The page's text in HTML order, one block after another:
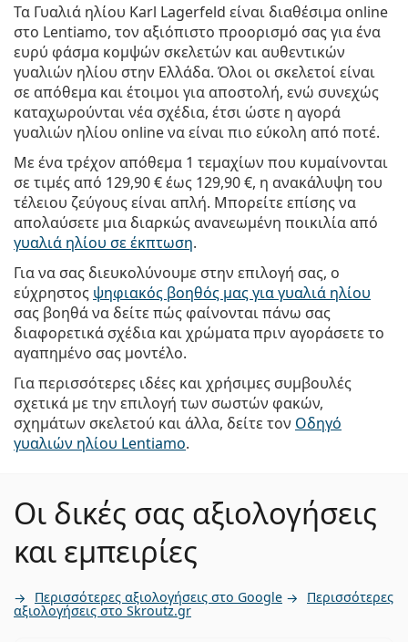
Τα Γυαλιά ηλίου Karl Lagerfeld είναι διαθέσιμα online
στο Lentiamo, τον αξιόπιστο προορισμό σας για ένα
ευρύ φάσμα κομψών σκελετών και αυθεντικών
γυαλιών ηλίου στην Ελλάδα. Όλοι οι σκελετοί είναι
σε απόθεμα και έτοιμοι για αποστολή, ενώ συνεχώς
καταχωρούνται νέα σχέδια, έτσι ώστε η αγορά
γυαλιών ηλίου online να είναι πιο εύκολη από ποτέ.
Με ένα τρέχον απόθεμα 1 τεμαχίων που κυμαίνονται
σε τιμές από 129,90 €έως 129,90 €, η ανακάλυψη του
τέλειου ζεύγους είναι απλή. Μπορείτε επίσης να
απολαύσετε μια διαρκώς ανανεωμένη ποικιλία από
γυαλιά ηλίου σε έκπτωση.
Για να σας διευκολύνουμε στην επιλογή σας, ο
εύχρηστος ψηφιακός βοηθός μας για γυαλιά ηλίου
σας βοηθά να δείτε πώς φαίνονται πάνω σας
διαφορετικά σχέδια και χρώματα πριν αγοράσετε το
αγαπημένο σας μοντέλο.
Για περισσότερες ιδέες και χρήσιμες συμβουλές
σχετικά με την επιλογή των σωστών φακών,
σχημάτων σκελετού και άλλα, δείτε τον Οδηγό
γυαλιών ηλίου Lentiamo.
Οι δικές σας αξιολογήσεις
και εμπειρίες
Περισσότερες αξιολογήσεις στο Google Περισσότερες
αξιολογήσεις στο Skroutz.gr